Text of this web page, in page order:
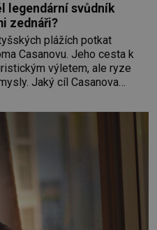
legendární svůdník
zednáři?
plážích potkat
Casanovu. Jeho cesta k
výletem, ale ryze
Jaký cíl Casanova
tamní zednářské lóže.
protože do